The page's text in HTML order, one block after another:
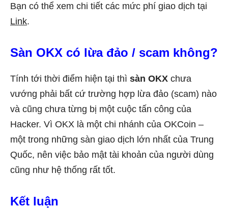
Bạn có thể xem chi tiết các mức phí giao dịch tại
Link.
Sàn OKX có lừa đảo / scam không?
Tính tới thời điểm hiện tại thì sàn OKX chưa
vướng phải bất cứ trường hợp lừa đảo (scam) nào
và cũng chưa từng bị một cuộc tấn công của
Hacker. Vì OKX là một chi nhánh của OKCoin –
một trong những sàn giao dịch lớn nhất của Trung
Quốc, nên việc bảo mật tài khoản của người dùng
cũng như hệ thống rất tốt.
Kết luận